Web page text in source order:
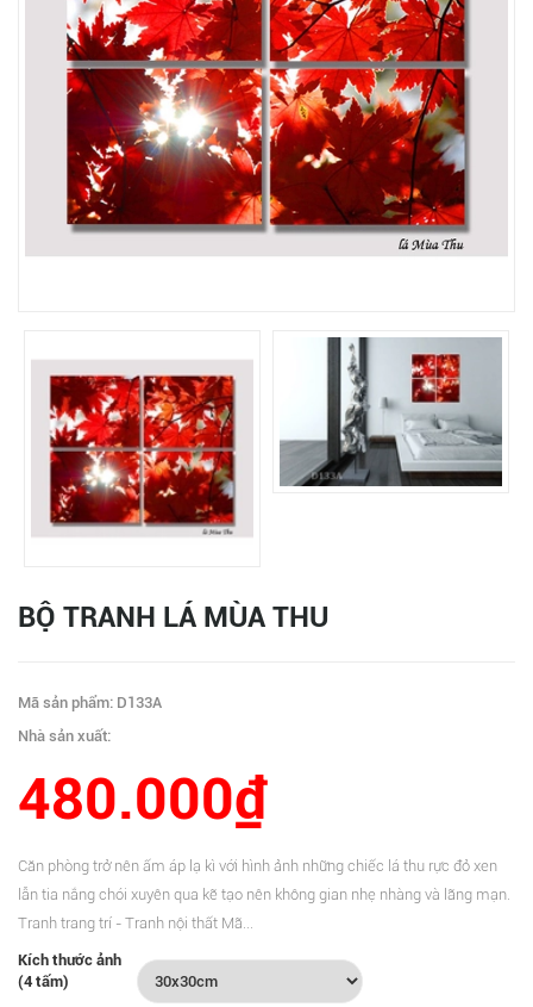
BỘ TRANH LÁ MÙA THU
Mã sản phẩm: D133A
Nhà sản xuất:
480.000₫
Căn phòng trở nên ấm áp lạ kì với hình ảnh những chiếc lá thu rực đỏ xen
lẫn tia nắng chói xuyên qua kẽ tạo nên không gian nhẹ nhàng và lãng mạn.
Tranh trang trí - Tranh nội thất Mã...
Kích thước ảnh
(4 tấm)